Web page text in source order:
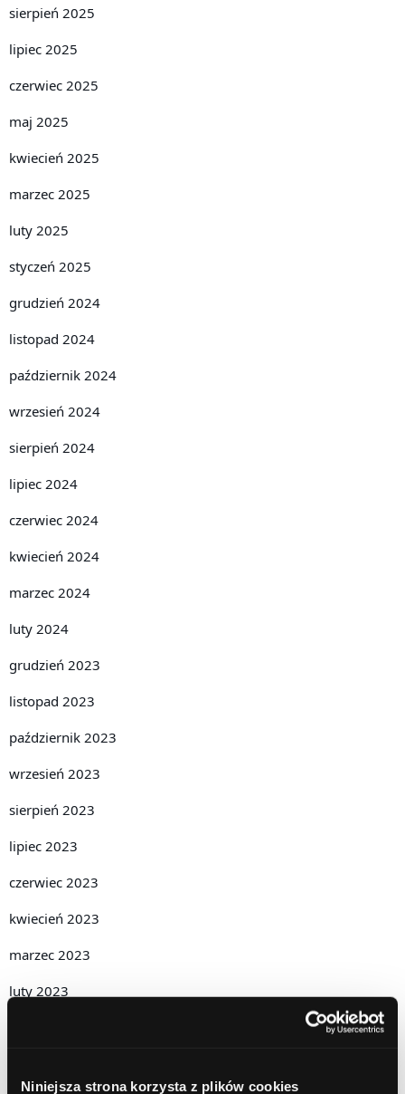
Niniejsza strona korzysta z plików cookies
sierpień 2025
lipiec 2025
czerwiec 2025
maj 2025
kwiecień 2025
marzec 2025
luty 2025
styczeń 2025
grudzień 2024
listopad 2024
październik 2024
wrzesień 2024
sierpień 2024
lipiec 2024
czerwiec 2024
kwiecień 2024
marzec 2024
luty 2024
grudzień 2023
listopad 2023
październik 2023
wrzesień 2023
sierpień 2023
lipiec 2023
czerwiec 2023
kwiecień 2023
marzec 2023
luty 2023